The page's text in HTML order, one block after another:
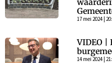
17 mei 2024 |
VIDEO |
14 mei 2024 |